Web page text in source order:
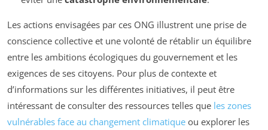
Les actions envisagées par ces ONG illustrent une prise de
conscience collective et une volonté de rétablir un équilibre
entre les ambitions écologiques du gouvernement et les
exigences de ses citoyens. Pour plus de contexte et
d’informations sur les différentes initiatives, il peut être
intéressant de consulter des ressources telles que les zones
vulnérables face au changement climatique ou explorer les